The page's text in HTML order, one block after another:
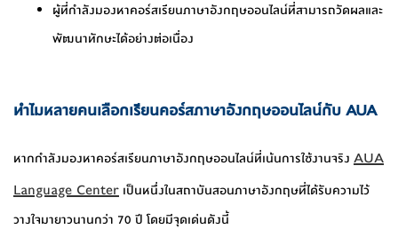
ผู้ที่กำลังมองหาคอร์สเรียนภาษาอังกฤษออนไลน์ที่สามารถวัดผลและ
พัฒนาทักษะได้อย่างต่อเนื่อง
ทำไมหลายคนเลือกเรียนคอร์สภาษาอังกฤษออนไลน์กับ AUA
หากกำลังมองหาคอร์สเรียนภาษาอังกฤษออนไลน์ที่เน้นการใช้งานจริง AUA
Language Center เป็นหนึ่งในสถาบันสอนภาษาอังกฤษที่ได้รับความไว้
วางใจมายาวนานกว่า 70 ปี โดยมีจุดเด่นดังนี้